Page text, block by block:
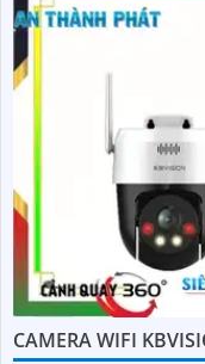
CAMERA WIFI